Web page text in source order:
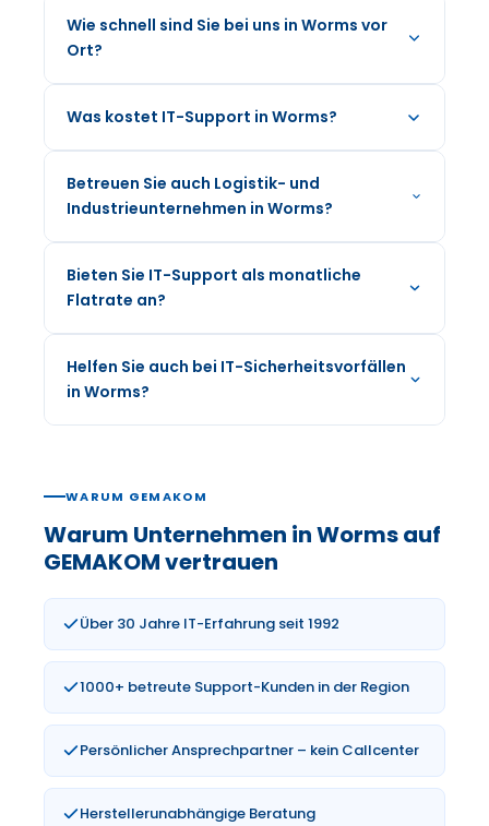
Wie schnell sind Sie bei uns in Worms vor
Ort?
Was kostet IT-Support in Worms?
Betreuen Sie auch Logistik- und
Industrieunternehmen in Worms?
Bieten Sie IT-Support als monatliche
Flatrate an?
Helfen Sie auch bei IT-Sicherheitsvorfällen
in Worms?
WARUM GEMAKOM
Warum Unternehmen in Worms auf
GEMAKOM vertrauen
Über 30 Jahre IT-Erfahrung seit 1992
1000+ betreute Support-Kunden in der Region
Persönlicher Ansprechpartner – kein Callcenter
Herstellerunabhängige Beratung